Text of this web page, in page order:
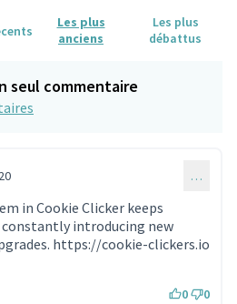
Les plus
anciens
Les plus
débattus
seul commentaire
…
in Cookie Clicker keeps
introducing new
https://cookie-clickers.io
0 0